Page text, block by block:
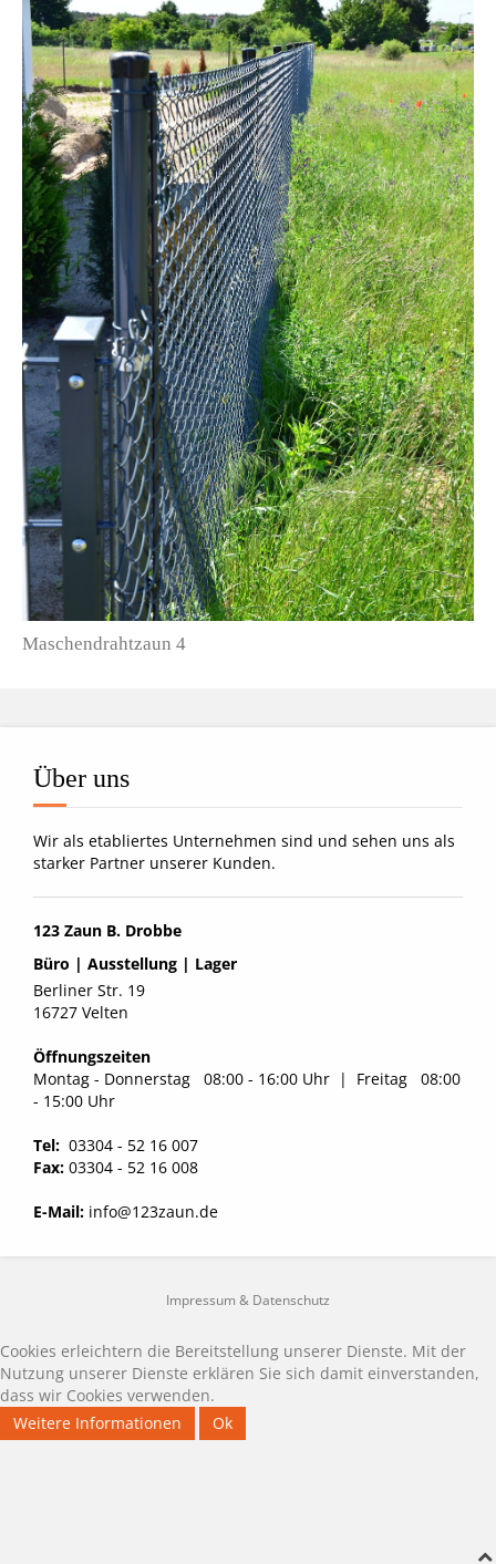
Maschendrahtzaun 4
Über uns
Wir als etabliertes Unternehmen sind und sehen uns als
starker Partner unserer Kunden.
123 Zaun B. Drobbe
Büro | Ausstellung | Lager
Berliner Str. 19
16727 Velten
Öffnungszeiten
Montag - Donnerstag 08:00 - 16:00 Uhr | Freitag 08:00
- 15:00 Uhr
Tel: 03304 - 52 16 007
Fax: 03304 - 52 16 008
E-Mail: info@123zaun.de
Impressum & Datenschutz
Cookies erleichtern die Bereitstellung unserer Dienste. Mit der
Nutzung unserer Dienste erklären Sie sich damit einverstanden,
dass wir Cookies verwenden.
Weitere Informationen
Ok